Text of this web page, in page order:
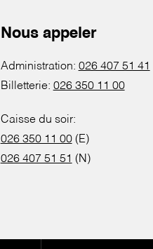
Nous appeler
Administration: 026 407 51 41
Billetterie: 026 350 11 00
Caisse du soir:
026 350 11 00(E)
026 407 51 51 (N)